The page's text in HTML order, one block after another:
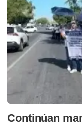
Continúan